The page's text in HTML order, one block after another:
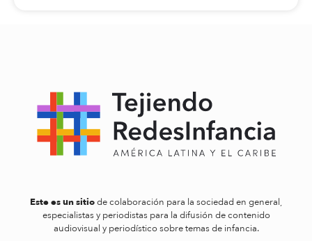
Este es un sitiode colaboración para la sociedad en general,
especialistas y periodistas para la difusión de contenido
audiovisual y periodístico sobre temas de infancia.